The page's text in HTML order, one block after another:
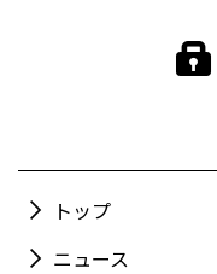
トップ
ニュース